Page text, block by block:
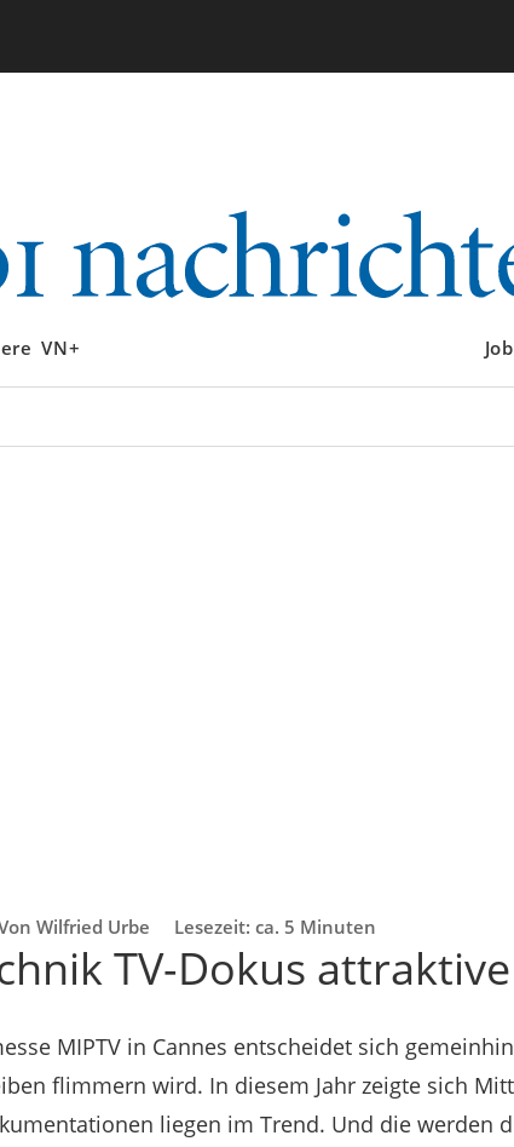
VN+
Wilfried Urbe Lesezeit: ca. 5 Minuten
TV-Dokus
MIPTV in Cannes entscheidet sich
flimmern wird. In diesem Jahr zeigte sich
liegen im Trend. Und die werden